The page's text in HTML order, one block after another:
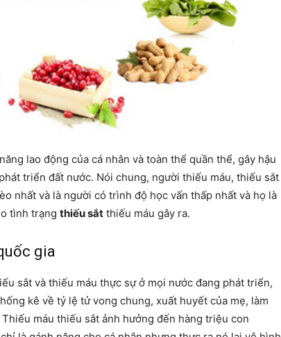
lao động của cá nhân và toàn thể quần thể, gây hậu
triển đất nước. Nói chung, người thiếu máu, thiếu sắt
nhất và là người có trình độ học vấn thấp nhất và họ là
tình trạng thiếu sắt thiếu máu gây ra.
gia
sắt và thiếu máu thực sự ở mọi nước đang phát triển,
kê về tỷ lệ tử vong chung, xuất huyết của mẹ, làm
máu thiếu sắt ảnh hưởng đến hàng triệu con